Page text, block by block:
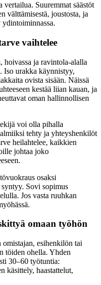
vertailua. Suuremmat säästöt
välttämisestä, joustosta, ja
vaihtelee
hoivassa ja ravintola-alalla
Iso urakka käynnistyy,
ovista sisään. Näissä
kestää liian kauan, ja
oman hallinnollisen
voi olla pihalla
tehty ja yhteyshenkilöt
heilahtelee, kaikkien
johtaa joko
osaksi
Sovi sopimus
Jos vasta ruuhkan
omaan työhön
esihenkilön tai
töiden ohella. Yhden
30–60 työtuntia:
käsittely, haastattelut,